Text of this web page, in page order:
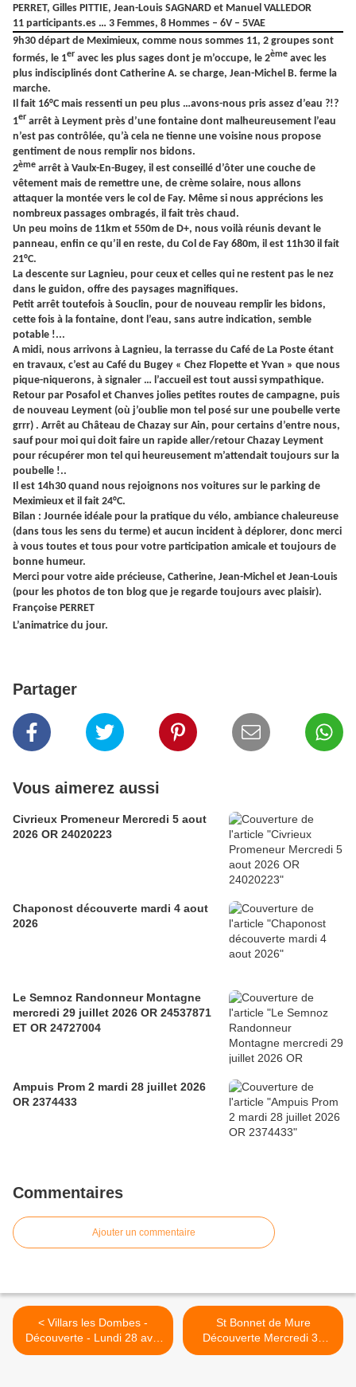
PERRET, Gilles PITTIE, Jean-Louis SAGNARD et Manuel VALLEDOR
11 participants.es … 3 Femmes, 8 Hommes – 6V – 5VAE
9h30 départ de Meximieux, comme nous sommes 11, 2 groupes sont
formés, le 1er avec les plus sages dont je m’occupe, le 2ème avec les
plus indisciplinés dont Catherine A. se charge, Jean-Michel B. ferme la
marche.
Il fait 16°C mais ressenti un peu plus …avons-nous pris assez d’eau ?!?
1er arrêt à Leyment près d’une fontaine dont malheureusement l’eau
n’est pas contrôlée, qu’à cela ne tienne une voisine nous propose
gentiment de nous remplir nos bidons.
2ème arrêt à Vaulx-En-Bugey, il est conseillé d’ôter une couche de
vêtement mais de remettre une, de crème solaire, nous allons
attaquer la montée vers le col de Fay. Même si nous apprécions les
nombreux passages ombragés, il fait très chaud.
Un peu moins de 11km et 550m de D+, nous voilà réunis devant le
panneau, enfin ce qu’il en reste, du Col de Fay 680m, il est 11h30 il fait
21°C.
La descente sur Lagnieu, pour ceux et celles qui ne restent pas le nez
dans le guidon, offre des paysages magnifiques.
Petit arrêt toutefois à Souclin, pour de nouveau remplir les bidons,
cette fois à la fontaine, dont l’eau, sans autre indication, semble
potable !...
A midi, nous arrivons à Lagnieu, la terrasse du Café de La Poste étant
en travaux, c’est au Café du Bugey « Chez Flopette et Yvan » que nous
pique-niquerons, à signaler … l’accueil est tout aussi sympathique.
Retour par Posafol et Chanves jolies petites routes de campagne, puis
de nouveau Leyment (où j’oublie mon tel posé sur une poubelle verte
grrr) . Arrêt au Château de Chazay sur Ain, pour certains d’entre nous,
sauf pour moi qui doit faire un rapide aller/retour Chazay Leyment
pour récupérer mon tel qui heureusement m’attendait toujours sur la
poubelle !..
Il est 14h30 quand nous rejoignons nos voitures sur le parking de
Meximieux et il fait 24°C.
Bilan : Journée idéale pour la pratique du vélo, ambiance chaleureuse
(dans tous les sens du terme) et aucun incident à déplorer, donc merci
à vous toutes et tous pour votre participation amicale et toujours de
bonne humeur.
Merci pour votre aide précieuse, Catherine, Jean-Michel et Jean-Louis
(pour les photos de ton blog que je regarde toujours avec plaisir).
Françoise PERRET
L’animatrice du jour.
Partager
Vous aimerez aussi
Civrieux Promeneur Mercredi 5 aout
2026 OR 24020223
Chaponost découverte mardi 4 aout
2026
Le Semnoz Randonneur Montagne
mercredi 29 juillet 2026 OR 24537871
ET OR 24727004
Ampuis Prom 2 mardi 28 juillet 2026
OR 2374433
Commentaires
Ajouter un commentaire
< Villars les Dombes -
Découverte - Lundi 28 avril
2025
St Bonnet de Mure
Découverte Mercredi 30
avril 2025 >